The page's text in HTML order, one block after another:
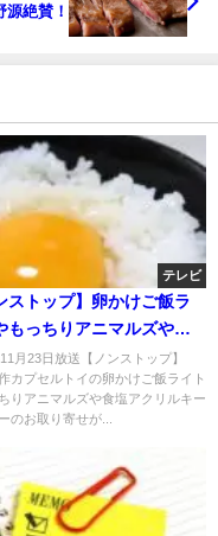
源絶賛！
テレビ
ストップ】卵かけご飯ラ
もっちりアニマルズや食
リルキーホルダーのお取
！新作カプセルトイ！11
月23日放送【ノンストップ】
カプセルトイの卵かけご飯ライト
りアニマルズや食塩アクリルキー
のお取り寄せが...